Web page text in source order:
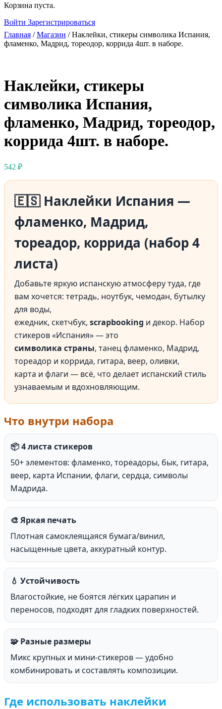
Корзина пуста.
Войти Зарегистрироваться
Close
search
Главная /Магазин / Наклейки, стикеры символика Испания,
фламенко, Мадрид, тореодор, коррида 4шт. в наборе.
Наклейки, стикеры
символика Испания,
фламенко, Мадрид, тореодор,
коррида 4шт. в наборе.
542 ₽
🇪🇸 Наклейки Испания —
фламенко, Мадрид,
тореадор, коррида (набор 4
листа)
Добавьте яркую испанскую атмосферу туда, где
вам хочется: тетрадь, ноутбук, чемодан, бутылку
для воды,
ежедник, скетчбук, scrapbooking и декор. Набор
стикеров «Испания» — это
символика страны, танец фламенко, Мадрид,
тореадор и коррида, гитара, веер, оливки,
карта и флаги — всё, что делает испанский стиль
узнаваемым и вдохновляющим.
Что внутри набора
📦 4 листа стикеров
50+ элементов: фламенко, тореадоры, бык, гитара,
веер, карта Испании, флаги, сердца, символы
Мадрида.
🎨 Яркая печать
Плотная самоклеящаяся бумага/винил,
насыщенные цвета, аккуратный контур.
💧 Устойчивость
Влагостойкие, не боятся лёгких царапин и
переносов, подходят для гладких поверхностей.
🧩 Разные размеры
Микс крупных и мини-стикеров — удобно
комбинировать и составлять композиции.
Где использовать наклейки